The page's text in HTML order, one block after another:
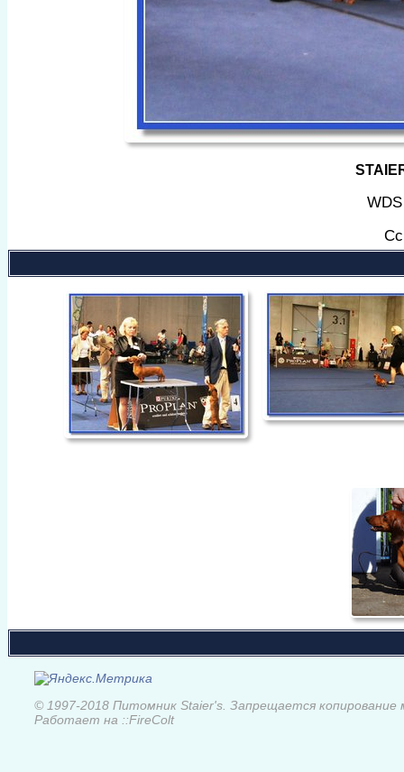
© 1997-2018 Питомник Staier's. Запрещается
Работает на ::FireColt